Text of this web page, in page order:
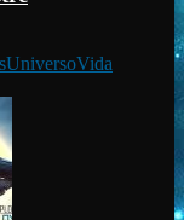
UniversoVida